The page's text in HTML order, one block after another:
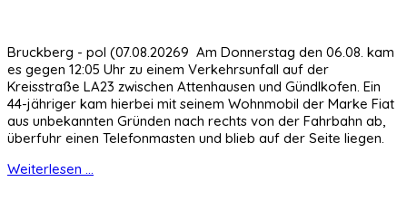
Bruckberg - pol (07.08.20269 Am Donnerstag den 06.08. kam
es gegen 12:05 Uhr zu einem Verkehrsunfall auf der
Kreisstraße LA23 zwischen Attenhausen und Gündlkofen. Ein
44-jähriger kam hierbei mit seinem Wohnmobil der Marke Fiat
aus unbekannten Gründen nach rechts von der Fahrbahn ab,
überfuhr einen Telefonmasten und blieb auf der Seite liegen.
Weiterlesen ...